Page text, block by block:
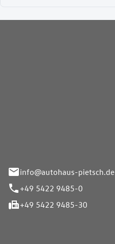
info@autohaus-pietsch.de
+49 5422 9485-0
+49 5422 9485-30